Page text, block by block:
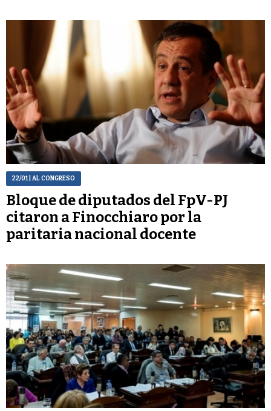
22/01| AL CONGRESO
Bloque de diputados del FpV-PJ
citaron a Finocchiaro por la
paritaria nacional docente